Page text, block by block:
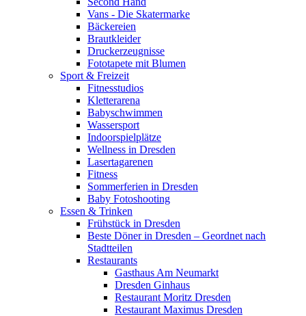
Vans - Die Skatermarke
Bäckereien
Brautkleider
Druckerzeugnisse
Fototapete mit Blumen
Sport & Freizeit
Fitnesstudios
Kletterarena
Babyschwimmen
Wassersport
Indoorspielplätze
Wellness in Dresden
Lasertagarenen
Fitness
Sommerferien in Dresden
Baby Fotoshooting
Essen & Trinken
Frühstück in Dresden
Beste Döner in Dresden – Geordnet nach
Stadtteilen
Restaurants
Gasthaus Am Neumarkt
Dresden Ginhaus
Restaurant Moritz Dresden
Restaurant Maximus Dresden